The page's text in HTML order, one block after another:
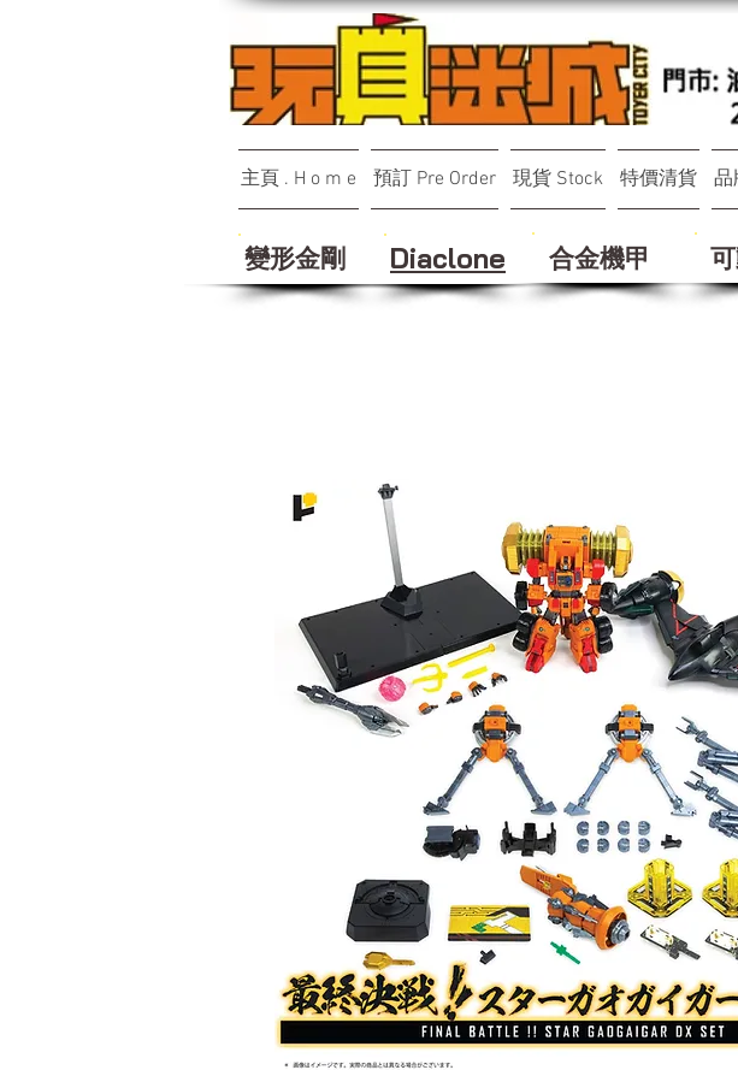
主頁 . H o m e 預訂 Pre Order 現貨 Stock 特價清貨 品
變形金剛 Diaclone 合金機甲